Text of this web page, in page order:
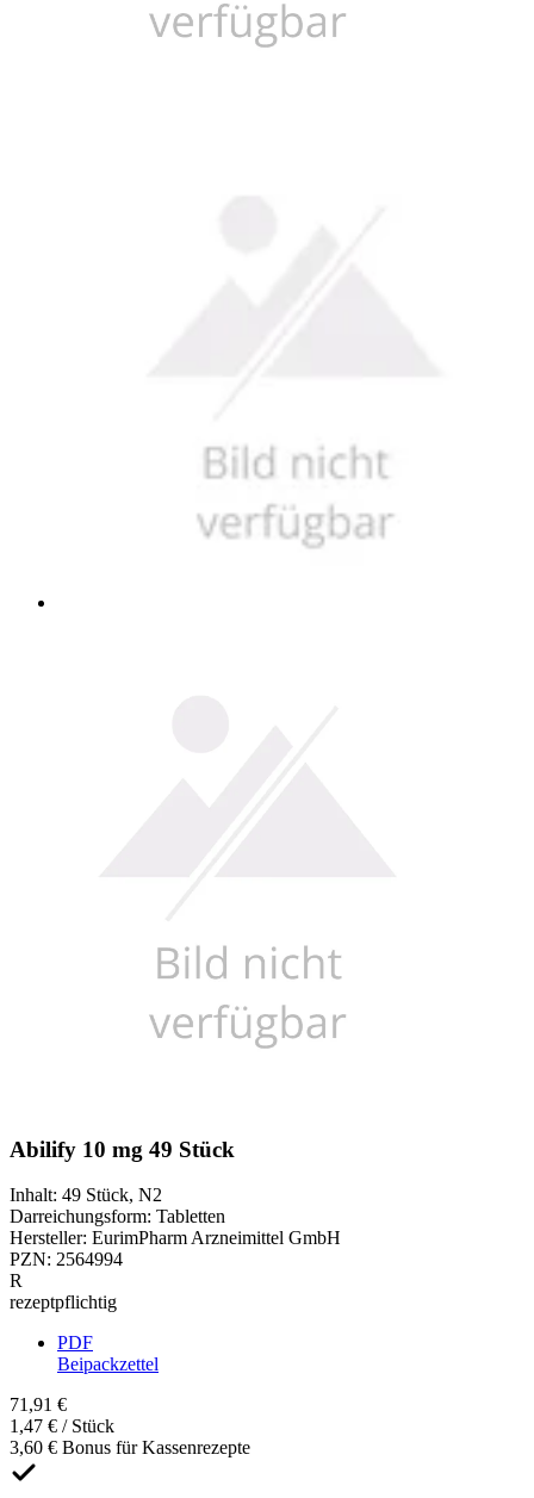
Abilify 10 mg 49 Stück
Inhalt: 49 Stück, N2
Darreichungsform: Tabletten
Hersteller: EurimPharm Arzneimittel GmbH
PZN: 2564994
R
rezeptpflichtig
PDF
Beipackzettel
71,91 €
1,47 € / Stück
3,60 € Bonus für Kassenrezepte